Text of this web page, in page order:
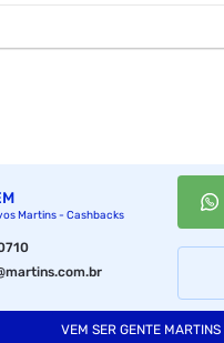
Martins - Cashbacks
VEM SER GENTE MARTINS